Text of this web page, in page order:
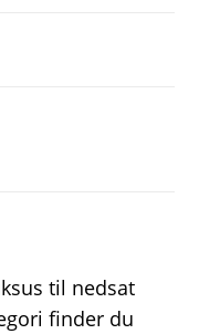
til nedsat
finder du